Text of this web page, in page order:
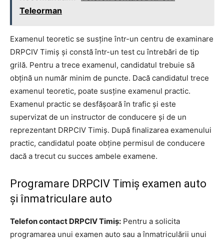
Teleorman
Examenul teoretic se susține într-un centru de examinare
DRPCIV Timiș și constă într-un test cu întrebări de tip
grilă. Pentru a trece examenul, candidatul trebuie să
obțină un număr minim de puncte. Dacă candidatul trece
examenul teoretic, poate susține examenul practic.
Examenul practic se desfășoară în trafic și este
supervizat de un instructor de conducere și de un
reprezentant DRPCIV Timiș. După finalizarea examenului
practic, candidatul poate obține permisul de conducere
dacă a trecut cu succes ambele examene.
Programare DRPCIV Timiș examen auto
și înmatriculare auto
Telefon contact DRPCIV Timiș: Pentru a solicita
programarea unui examen auto sau a înmatriculării unui